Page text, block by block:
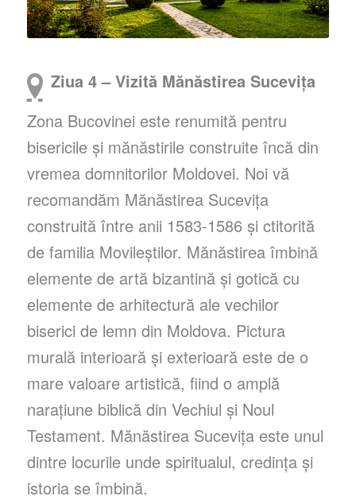
Ziua 4 – Vizită Mănăstirea Sucevița
Zona Bucovinei este renumită pentru
bisericile și mănăstirile construite încă din
vremea domnitorilor Moldovei. Noi vă
recomandăm Mănăstirea Sucevița
construită între anii 1583-1586 și ctitorită
de familia Movileștilor. Mănăstirea îmbină
elemente de artă bizantină și gotică cu
elemente de arhitectură ale vechilor
biserici de lemn din Moldova. Pictura
murală interioară și exterioară este de o
mare valoare artistică, fiind o amplă
narațiune biblică din Vechiul și Noul
Testament. Mănăstirea Sucevița este unul
dintre locurile unde spiritualul, credința și
istoria se îmbină.